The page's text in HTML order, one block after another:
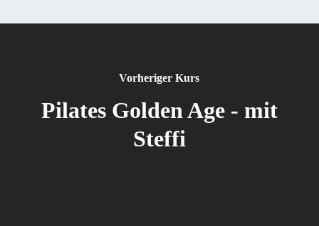
Vorheriger Kurs
Pilates Golden Age - mit
Steffi